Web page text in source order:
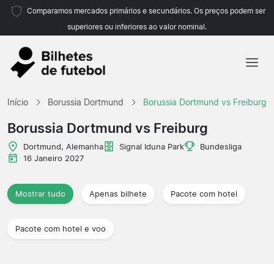
Comparamos mercados primários e secundários. Os preços podem ser
superiores ou inferiores ao valor nominal.
Início Borussia Dortmund Borussia Dortmund vs Freiburg
Borussia Dortmund vs Freiburg
Dortmund, Alemanha Signal Iduna Park
Bundesliga
16 Janeiro 2027
Mostrar tudo Apenas bilhete Pacote com hotel
Pacote com hotel e voo